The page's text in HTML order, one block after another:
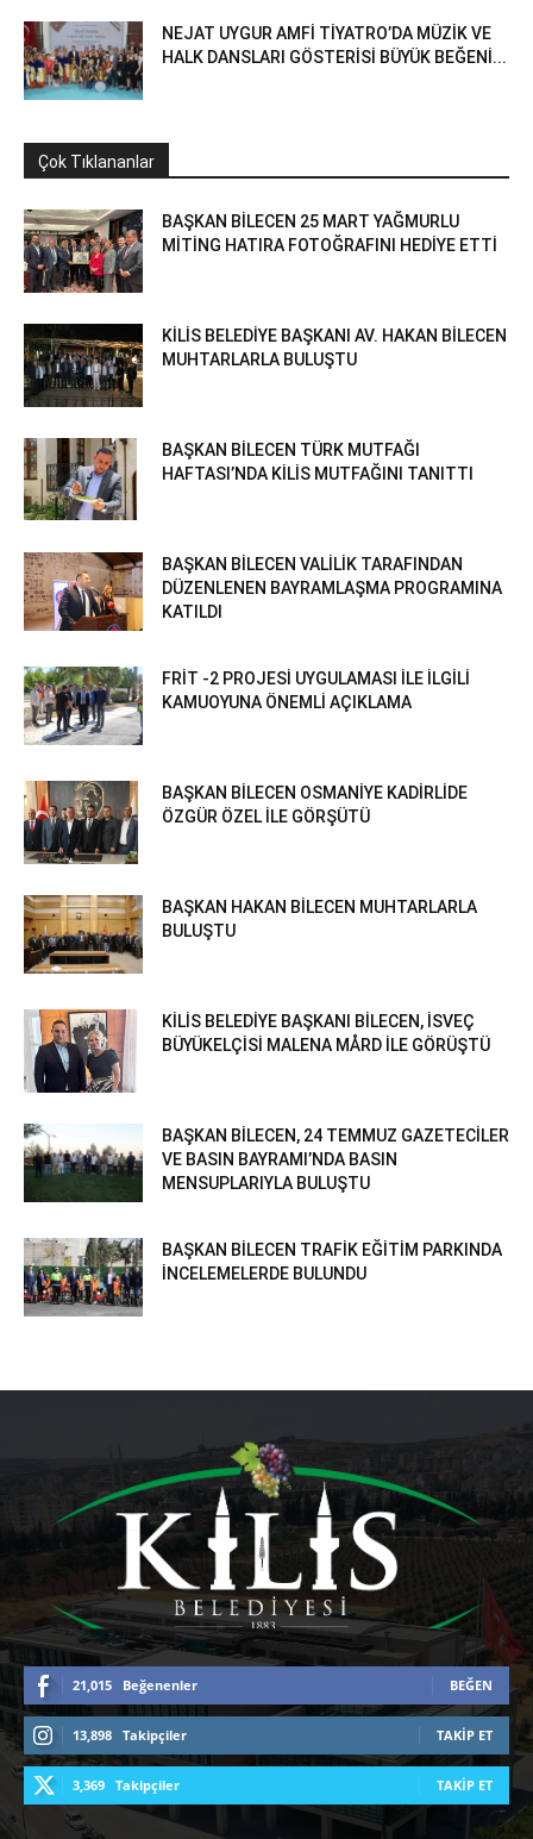
NEJAT UYGUR AMFİ TİYATRO’DA MÜZİK VE
HALK DANSLARI GÖSTERİSİ BÜYÜK BEĞENİ...
Çok Tıklananlar
BAŞKAN BİLECEN 25 MART YAĞMURLU
MİTİNG HATIRA FOTOĞRAFINI HEDİYE ETTİ
KİLİS BELEDİYE BAŞKANI AV. HAKAN BİLECEN
MUHTARLARLA BULUŞTU
BAŞKAN BİLECEN TÜRK MUTFAĞI
HAFTASI’NDA KİLİS MUTFAĞINI TANITTI
BAŞKAN BİLECEN VALİLİK TARAFINDAN
DÜZENLENEN BAYRAMLAŞMA PROGRAMINA
KATILDI
FRİT -2 PROJESİ UYGULAMASI İLE İLGİLİ
KAMUOYUNA ÖNEMLİ AÇIKLAMA
BAŞKAN BİLECEN OSMANİYE KADİRLİDE
ÖZGÜR ÖZEL İLE GÖRŞÜTÜ
BAŞKAN HAKAN BİLECEN MUHTARLARLA
BULUŞTU
KİLİS BELEDİYE BAŞKANI BİLECEN, İSVEÇ
BÜYÜKELÇİSİ MALENA MÅRD İLE GÖRÜŞTÜ
BAŞKAN BİLECEN, 24 TEMMUZ GAZETECİLER
VE BASIN BAYRAMI’NDA BASIN
MENSUPLARIYLA BULUŞTU
BAŞKAN BİLECEN TRAFİK EĞİTİM PARKINDA
İNCELEMELERDE BULUNDU
21,015 Beğenenler BEĞEN
13,898 Takipçiler TAKIP ET
3,369 Takipçiler TAKIP ET